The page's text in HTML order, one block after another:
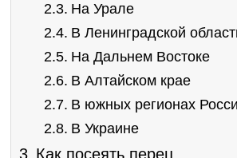
На Урале
В Ленинградской
На Дальнем Востоке
В Алтайском крае
В южных регионах
В Украине
Как посеять перец